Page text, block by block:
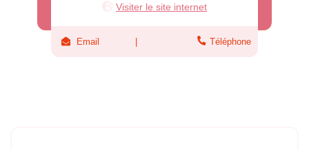
Visiter le site internet
Email Téléphone